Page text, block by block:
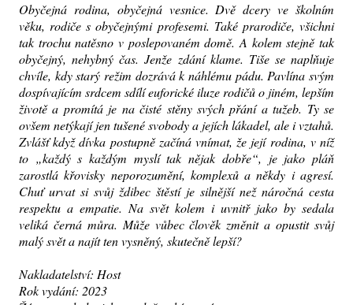
Obyčejná rodina, obyčejná vesnice. Dvě dcery ve školním
věku, rodiče s obyčejnými profesemi. Také prarodiče, všichni
tak trochu natěsno v poslepovaném domě. A kolem stejně tak
obyčejný, nehybný čas. Jenže zdání klame. Tiše se naplňuje
chvíle, kdy starý režim dozrává k náhlému pádu. Pavlína svým
dospívajícím srdcem sdílí euforické iluze rodičů o jiném, lepším
životě a promítá je na čisté stěny svých přání a tužeb. Ty se
ovšem netýkají jen tušené svobody a jejích lákadel, ale i vztahů.
Zvlášť když dívka postupně začíná vnímat, že její rodina, v níž
to „každý s každým myslí tak nějak dobře“, je jako pláň
zarostlá křovisky neporozumění, komplexů a někdy i agresí.
Chuť urvat si svůj ždibec štěstí je silnější než náročná cesta
respektu a empatie. Na svět kolem i uvnitř jako by sedala
veliká černá můra. Může vůbec člověk změnit a opustit svůj
malý svět a najít ten vysněný, skutečně lepší?
Nakladatelství: Host
Rok vydání: 2023